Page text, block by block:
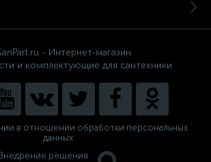
- Интернет-магазин
и комплектующие для сантехники
в отношении обработки персональных
данных
Внедрение решения